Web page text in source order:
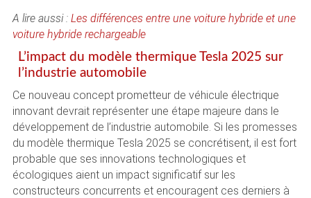
A lire aussi : Les différences entre une voiture hybride et une
voiture hybride rechargeable
L’impact du modèle thermique Tesla 2025 sur
l’industrie automobile
Ce nouveau concept prometteur de véhicule électrique
innovant devrait représenter une étape majeure dans le
développement de l’industrie automobile. Si les promesses
du modèle thermique Tesla 2025 se concrétisent, il est fort
probable que ses innovations technologiques et
écologiques aient un impact significatif sur les
constructeurs concurrents et encouragent ces derniers à